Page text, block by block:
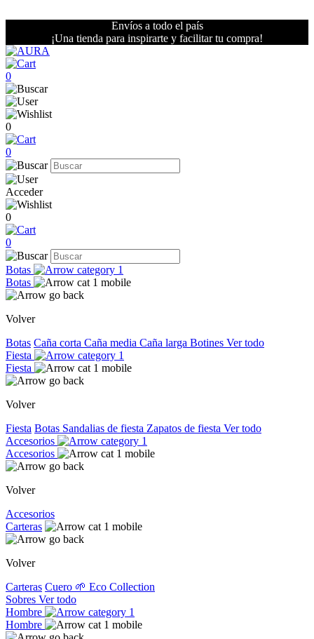
Envíos a todo el país
¡Una tienda para inspirarte y facilitar tu compra!
0
0
0
Acceder
0
0
Botas
Botas
Volver
Botas Caña corta Caña media Caña larga Botines Ver todo
Fiesta
Fiesta
Volver
Fiesta Botas Sandalias de fiesta Zapatos de fiesta Ver todo
Accesorios
Accesorios
Volver
Accesorios
Carteras
Volver
Carteras Cuero 🌱 Eco Collection
Sobres Ver todo
Hombre
Hombre